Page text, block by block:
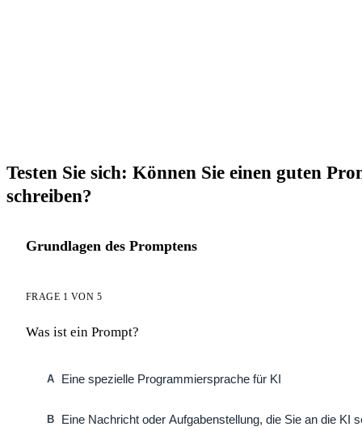
Testen Sie sich: Können Sie einen guten
schreiben?
Grundlagen des Promptens
FRAGE 1 VON 5
Was ist ein Prompt?
A Eine spezielle Programmiersprache für KI
B Eine Nachricht oder Aufgabenstellung, die Sie an die KI